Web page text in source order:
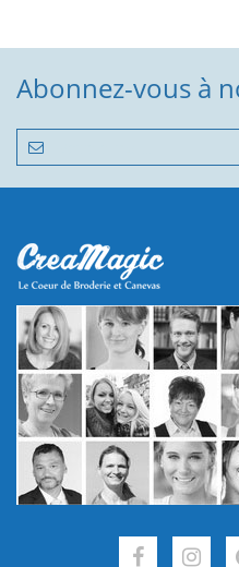
Abonnez-vous à